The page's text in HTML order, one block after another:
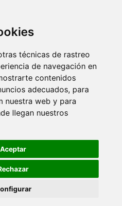
técnicas de rastreo
de navegación en
contenidos
adecuados, para
nuestra web y para
llegan nuestros
Aceptar